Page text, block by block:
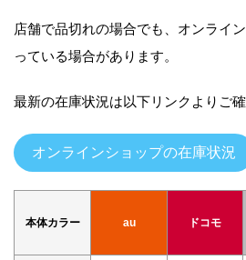
店舗で品切れの場合でも、オンライ
っている場合があります。
最新の在庫状況は以下リンクよりご確
オンラインショップの在庫状況
本体カラー au ドコモ